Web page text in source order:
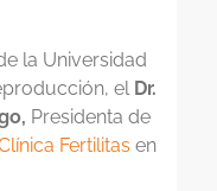
la Universidad
el Dr.
Presidenta de
Fertilitas en